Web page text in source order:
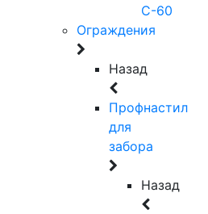
С-60
Ограждения
Назад
Профнастил
для
забора
Назад